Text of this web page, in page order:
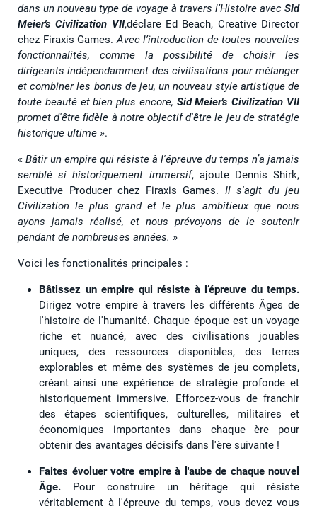
dans un nouveau type de voyage à travers l’Histoire avec Sid
Meier's Civilization VII,déclare Ed Beach, Creative Director
chez Firaxis Games.Avec l’introduction de toutes nouvelles
fonctionnalités, comme la possibilité de choisir les
dirigeants indépendamment des civilisations pour mélanger
et combiner les bonus de jeu, un nouveau style artistique de
toute beauté et bien plus encore, Sid Meier's Civilization VII
promet d'être fidèle à notre objectif d'être le jeu de stratégie
historique ultime ».
« Bâtir un empire qui résiste à l'épreuve du temps n’a jamais
semblé si historiquement immersif, ajoute Dennis Shirk,
Executive Producer chez Firaxis Games. Il s'agit du jeu
Civilization le plus grand et le plus ambitieux que nous
ayons jamais réalisé, et nous prévoyons de le soutenir
pendant de nombreuses années. »
Voici les fonctionalités principales :
Bâtissez un empire qui résiste à l’épreuve du temps.
Dirigez votre empire à travers les différents Âges de
l'histoire de l'humanité. Chaque époque est un voyage
riche et nuancé, avec des civilisations jouables
uniques, des ressources disponibles, des terres
explorables et même des systèmes de jeu complets,
créant ainsi une expérience de stratégie profonde et
historiquement immersive. Efforcez-vous de franchir
des étapes scientifiques, culturelles, militaires et
économiques importantes dans chaque ère pour
obtenir des avantages décisifs dans l'ère suivante !
Faites évoluer votre empire à l'aube de chaque nouvel
Âge. Pour construire un héritage qui résiste
véritablement à l'épreuve du temps, vous devez vous